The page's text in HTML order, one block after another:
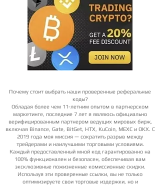
Почему стоит выбрать наши проверенные реферальные
коды?
Обладая более чем 11-летним опытом в партнерском
маркетинге, последние 7 лет я являюсь официально
верифицированным партнером ведущих мировых бирж,
включая Binance, Gate, BitGet, HTX, KuCoin, MEXC и OKX. С
2019 года моя миссия — сократить разрыв между
трейдерами и наилучшими торговыми условиями.
Каждый предоставленный мной код гарантированно на
100% функционален и безопасен, обеспечивая вам
эксклюзивные пожизненные комиссионные скидки.
Используя эти проверенные ссылки, вы не только
оптимизируете свои торговые издержки, но и